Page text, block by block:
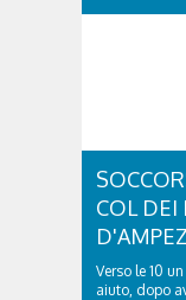
COL DEI
Verso le 10
aiuto, dopo